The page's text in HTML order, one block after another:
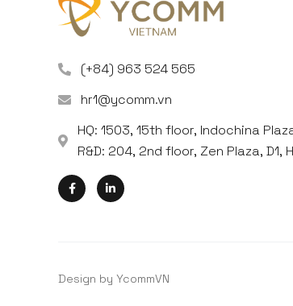
(+84) 963 524 565
hr1@ycomm.vn
HQ: 1503, 15th floor, Indochina
R&D: 204, 2nd floor, Zen Plaza, D1,
Design by YcommVN